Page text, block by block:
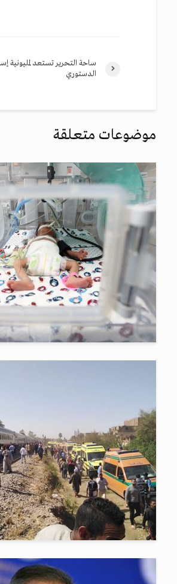
ساحة التحرير تستعد لمليونية
الدستوري
موضوعات متعلقة